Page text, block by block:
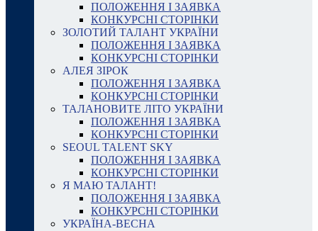
ПОЛОЖЕННЯ І ЗАЯВКА
КОНКУРСНІ СТОРІНКИ
ЗОЛОТИЙ ТАЛАНТ УКРАЇНИ
ПОЛОЖЕННЯ І ЗАЯВКА
КОНКУРСНІ СТОРІНКИ
АЛЕЯ ЗІРОК
ПОЛОЖЕННЯ І ЗАЯВКА
КОНКУРСНІ СТОРІНКИ
ТАЛАНОВИТЕ ЛІТО УКРАЇНИ
ПОЛОЖЕННЯ І ЗАЯВКА
КОНКУРСНІ СТОРІНКИ
SEOUL TALENT SKY
ПОЛОЖЕННЯ І ЗАЯВКА
КОНКУРСНІ СТОРІНКИ
Я МАЮ ТАЛАНТ!
ПОЛОЖЕННЯ І ЗАЯВКА
КОНКУРСНІ СТОРІНКИ
УКРАЇНА-ВЕСНА